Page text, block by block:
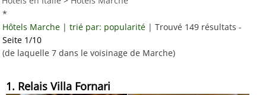
*
Hôtels Marche | trié par: popularité | Trouvé 149 résultats -
Seite 1/10
(de laquelle 7 dans le voisinage de Marche)
1. Relais Villa Fornari